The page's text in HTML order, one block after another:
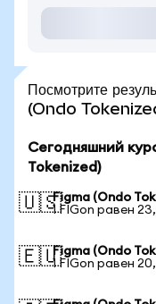
Посмотрите
(Ondo
Сегодняшний
Tokenized)
🇺🇸Figma (Ondo
1 FIGon равен
🇪🇺Figma (Ondo
1 FIGon равен